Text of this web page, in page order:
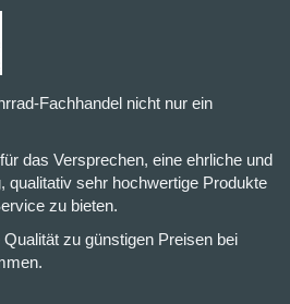
Fachhandel nicht nur ein
das Versprechen, eine ehrliche und
qualitativ sehr hochwertige Produkte
zu bieten.
zu günstigen Preisen bei